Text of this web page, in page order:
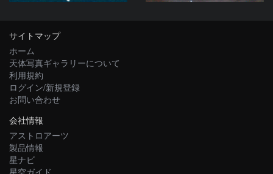
サイトマップ
ホーム
天体写真ギャラリーについて
利用規約
ログイン/新規登録
お問い合わせ
会社情報
アストロアーツ
製品情報
星ナビ
星空ガイド